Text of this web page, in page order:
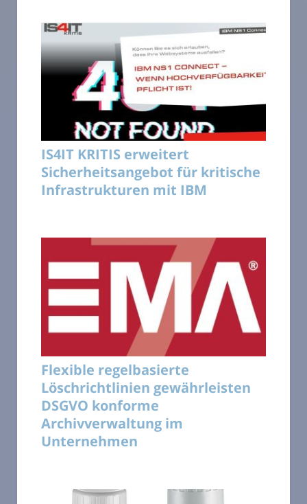
IS4IT KRITIS erweitert
Sicherheitsangebot für kritische
Infrastrukturen mit IBM
Flexible regelbasierte
Löschrichtlinien gewährleisten
DSGVO konforme
Archivverwaltung im
Unternehmen